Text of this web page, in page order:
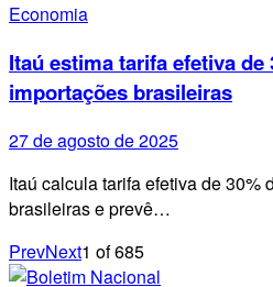
Economia
Itaú estima tarifa efetiva de
importações brasileiras
27 de agosto de 2025
Itaú calcula tarifa efetiva de 30%
brasileiras e prevê…
PrevNext1 of685